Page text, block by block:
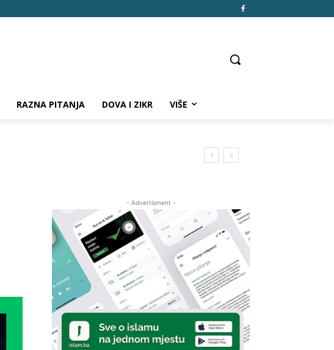
RAZNA PITANJA DOVA I ZIKR VIŠE
- Advertisment -